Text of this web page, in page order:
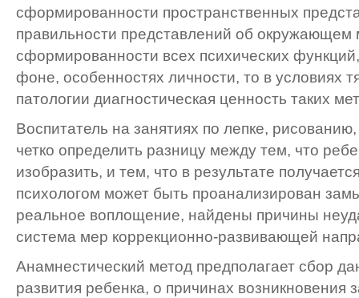
сформированности пространственных
правильности представлений об окружающем
сформированности всех психических
фоне, особенностях личности, то в условиях
патологии диагностическая ценность таких
Воспитатель на занятиях по лепке,
четко определить разницу между тем, что
изобразить, и тем, что в результате
психологом может быть проанализирован
реальное воплощение, найдены причины
система мер коррекционно-развивающей
Анамнестический метод предполагает сбор
развития ребенка, о причинах возникновения